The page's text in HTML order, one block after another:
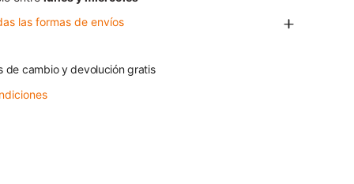
las formas de envíos
de cambio y devolución gratis